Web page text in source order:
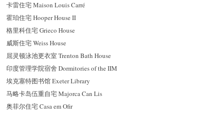
卡雷住宅 Maison Louis Carré
霍珀住宅 Hooper House II
格里科住宅 Grieco House
威斯住宅 Weiss House
屈灵顿泳池更衣室 Trenton Bath House
印度管理学院宿舍 Dormitories of the IIM
埃克塞特图书馆 Exeter Library
马略卡岛伍重自宅 Majorca Can Lis
奥菲尔住宅 Casa em Ofir